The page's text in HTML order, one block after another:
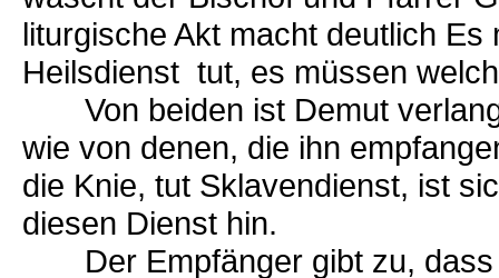
liturgische Akt macht deutlich
Heilsdienst tut, es müssen
Von beiden ist Demut
wie von denen, die ihn
die Knie, tut Sklavendienst, ist
diesen Dienst hin.
Der Empfänger gibt zu, dass